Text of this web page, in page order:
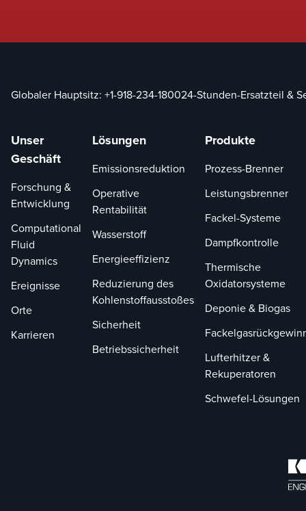
Globaler Hauptsitz: +1-918-234-180024-Stunden-Ersatzteil &
Unser
Geschäft
Forschung &
Entwicklung
Computational
Fluid
Dynamics
Ereignisse
Orte
Karrieren
Lösungen
Emissionsreduktion
Operative
Rentabilität
Wasserstoff
Energieeffizienz
Reduzierung des
Kohlenstoffausstoßes
Sicherheit
Betriebssicherheit
Produkte
Prozess-Brenner
Leistungsbrenner
Fackel-Systeme
Dampfkontrolle
Thermische
Oxidatorsysteme
Deponie & Biogas
Lufterhitzer &
Rekuperatoren
Schwefel-Lösungen